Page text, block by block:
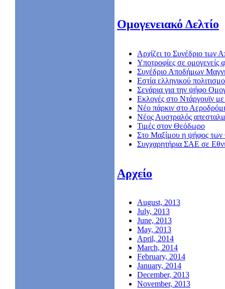
Ομογενειακό Δελτίο
Αρχίζει το Συνέδριο
Υποτροφίες σε ομογενείς
Συνέδριο Αποδήμων
Εστία ελληνικού
Σενάρια για την ψήφο
Εκλογές στο Ντάργουϊν με
Νέο πάρκιν στο
Nέος Αυστραλός
Τιμές στον Θεόδωρο
Στο Μαξίμου η ψήφος
Συγχαρητήρια ΣΑΕ σε
Αρχείο
August, 2013
July, 2013
June, 2013
May, 2013
April, 2014
March, 2014
February, 2014
January, 2014
December, 2013
November, 2013